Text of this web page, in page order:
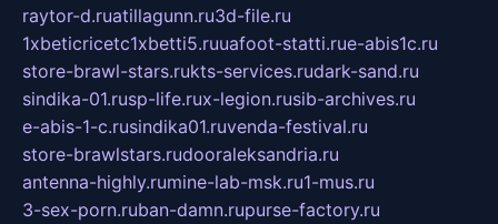
raytor-d.ruatillagunn.ru3d-file.ru
1xbeticricetc1xbetti5.ruuafoot-statti.rue-abis1c.ru
store-brawl-stars.rukts-services.rudark-sand.ru
sindika-01.rusp-life.rux-legion.rusib-archives.ru
e-abis-1-c.rusindika01.ruvenda-festival.ru
store-brawlstars.rudooraleksandria.ru
antenna-highly.rumine-lab-msk.ru1-mus.ru
3-sex-porn.ruban-damn.rupurse-factory.ru